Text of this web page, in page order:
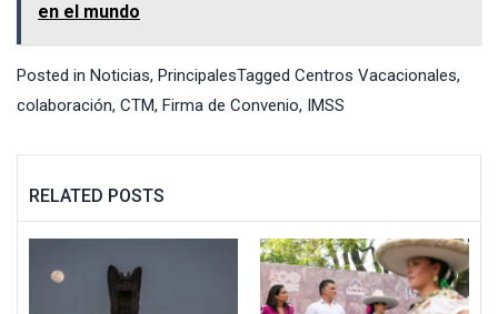
en el mundo
Posted in Noticias, PrincipalesTagged Centros Vacacionales,
colaboración, CTM, Firma de Convenio, IMSS
RELATED POSTS